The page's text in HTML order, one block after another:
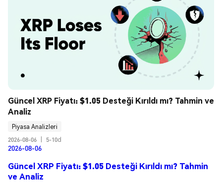
Güncel XRP Fiyatı: $1.05 Desteği Kırıldı mı? Tahmin ve
Analiz
Piyasa Analizleri
2026-08-06
5-10d
2026-08-06
Güncel XRP Fiyatı: $1.05 Desteği Kırıldı mı? Tahmin
ve Analiz